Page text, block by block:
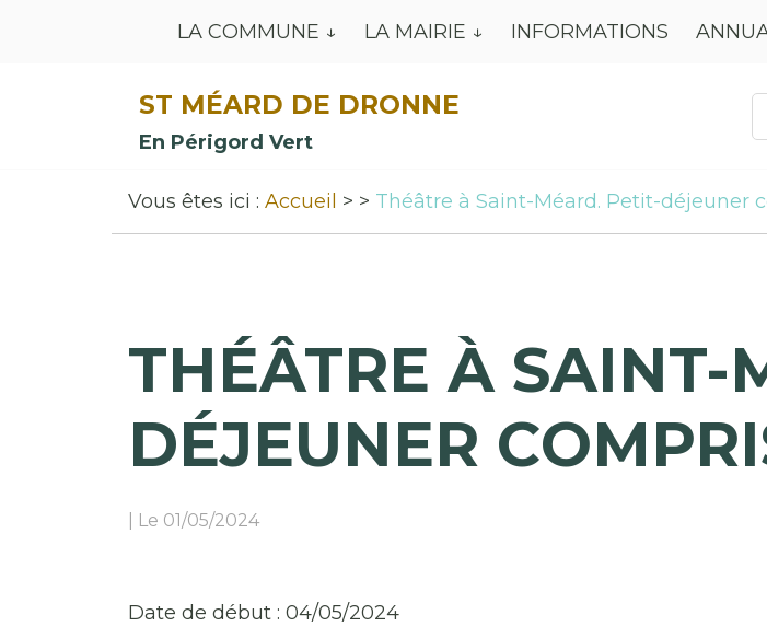
LA COMMUNE LA MAIRIE INFORMATIONS
ST MÉARD DE DRONNE
En Périgord Vert
Vous êtes ici : Accueil Théâtre à Saint-Méard. Petit-déjeuner
THÉÂTRE À SAINT-
DÉJEUNER
Le 01/05/2024
Date de début : 04/05/2024